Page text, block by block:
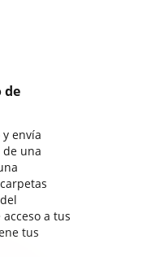
de
envía
una
a tus
tus